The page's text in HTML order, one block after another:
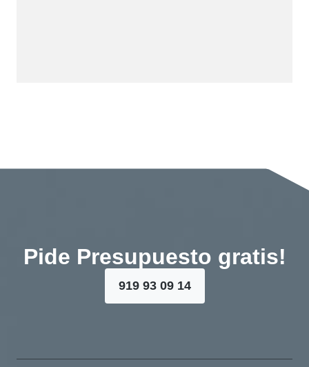
Pide Presupuesto gratis!
919 93 09 14